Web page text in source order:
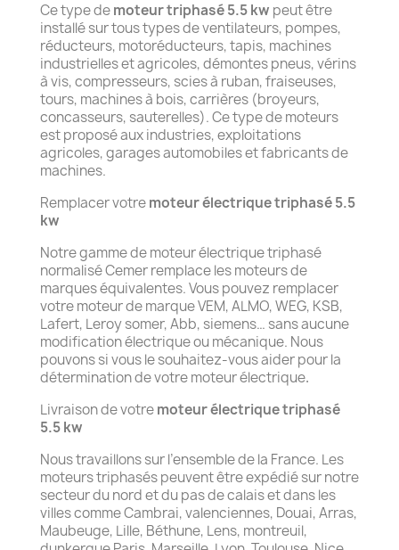
Ce type demoteur triphasé 5.5 kw peut être
installé sur tous types de ventilateurs, pompes,
réducteurs, motoréducteurs, tapis, machines
industrielles et agricoles, démontes pneus, vérins
à vis, compresseurs, scies à ruban, fraiseuses,
tours, machines à bois, carrières (broyeurs,
concasseurs, sauterelles). Ce type de moteurs
est proposé aux industries, exploitations
agricoles, garages automobiles et fabricants de
machines.
Remplacer votremoteur électrique triphasé 5.5
kw
Notre gamme de moteur électrique triphasé
normalisé Cemer remplace les moteurs de
marques équivalentes. Vous pouvez remplacer
votre moteur de marque VEM, ALMO, WEG, KSB,
Lafert, Leroy somer, Abb, siemens… sans aucune
modification électrique ou mécanique. Nous
pouvons si vous le souhaitez-vous aider pour la
détermination de votre moteur électrique.
Livraison de votremoteur électrique triphasé
5.5 kw
Nous travaillons sur l’ensemble de la France. Les
moteurs triphasés peuvent être expédié sur notre
secteur du nord et du pas de calais et dans les
villes comme Cambrai, valenciennes, Douai, Arras,
Maubeuge, Lille, Béthune, Lens, montreuil,